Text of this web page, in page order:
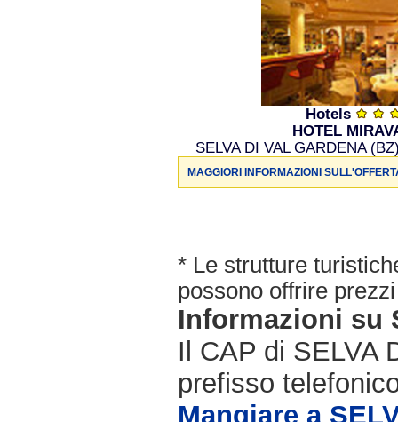
Hotels
HOTEL
SELVA DI VAL GARDENA
MAGGIORI INFORMAZIONI
* Le strutture
possono offrire
Informazioni su
Il CAP di SELVA
prefisso
Mangiare a